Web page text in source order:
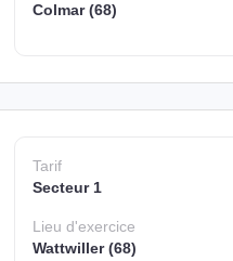
Colmar (68)
Tarif
Secteur 1
Lieud'exercice
Wattwiller (68)